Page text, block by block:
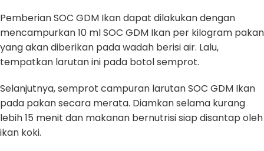
Pemberian SOC GDM Ikan dapat dilakukan dengan
mencampurkan 10 ml SOC GDM Ikan per kilogram pakan
yang akan diberikan pada wadah berisi air. Lalu,
tempatkan larutan ini pada botol semprot.
Selanjutnya, semprot campuran larutan SOC GDM Ikan
pada pakan secara merata. Diamkan selama kurang
lebih 15 menit dan makanan bernutrisi siap disantap oleh
ikan koki.